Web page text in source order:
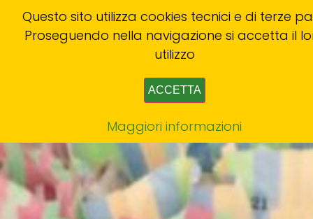
Questo sito utilizza cookies tecnici e di terze
Proseguendo nella navigazione si accetta il
utilizzo
ACCETTA
Maggiori informazioni